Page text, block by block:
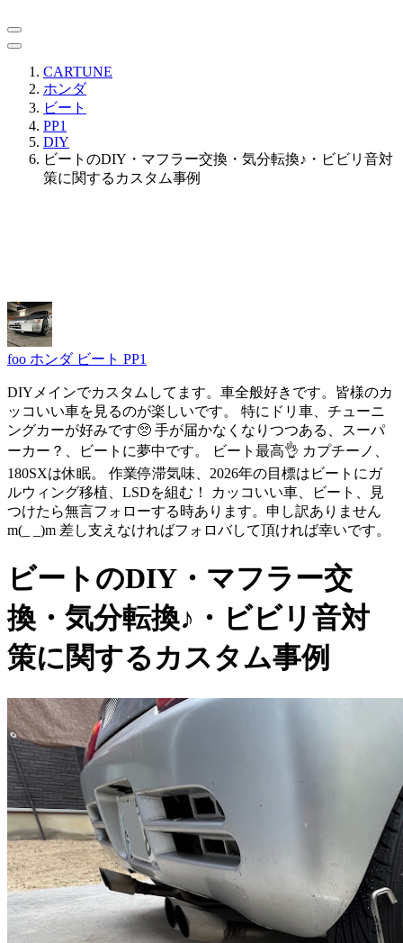
CARTUNE
ホンダ
ビート
PP1
DIY
ビートのDIY・マフラー交換・気分転換♪・ビビリ音対
策に関するカスタム事例
foo ホンダ ビート PP1
DIYメインでカスタムしてます。車全般好きです。皆様のカ
ッコいい車を見るのが楽しいです。 特にドリ車、チューニ
ングカーが好みです🥺 手が届かなくなりつつある、スーパ
ーカー？、ビートに夢中です。 ビート最高👌 カプチーノ、
180SXは休眠。 作業停滞気味、2026年の目標はビートにガ
ルウィング移植、LSDを組む！ カッコいい車、ビート、見
つけたら無言フォローする時あります。申し訳ありません
m(_ _)m 差し支えなければフォロバして頂ければ幸いです。
ビートのDIY・マフラー交
換・気分転換♪・ビビリ音対
策に関するカスタム事例